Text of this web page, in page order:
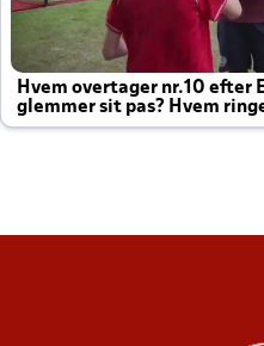
Hvem overtager nr.10 efter
glemmer sit pas? Hvem
altid til efter kampe?